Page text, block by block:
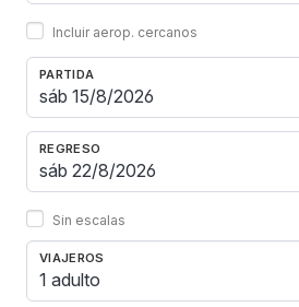
Incluir aerop. cercanos
PARTIDA
REGRESO
Sin escalas
VIAJEROS
1 adulto